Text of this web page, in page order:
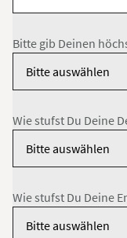
Bitte gib Deinen
Wie stufst Du Deine
Wie stufst Du Deine